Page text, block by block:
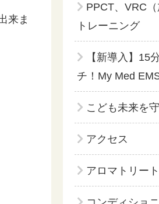
来ま
PPCT、VRC（
トレーニング
【新導入】15
チ！My Med
こども未来を
アクセス
アロマトリー